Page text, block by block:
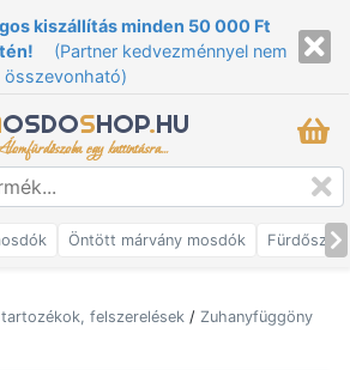
kiszállítás minden 50 000 Ft
(Partner kedvezménnyel nem
összevonható)
OSDOSHOP.HU
egy kattintásra...
Öntött márvány mosdók
felszerelések / Zuhanyfüggöny